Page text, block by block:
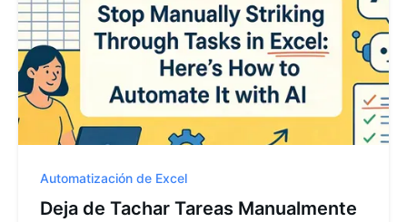
Automatización de Excel
Deja de Tachar Tareas Manualmente